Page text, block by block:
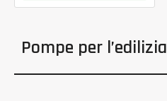
Pompe per l’edilizia